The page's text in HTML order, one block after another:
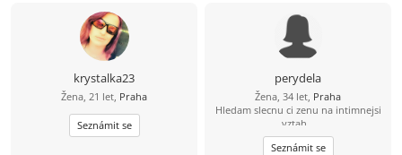
krystalka23
Žena, 21 let, Praha
Seznámit se
perydela
Žena, 34 let, Praha
Hledam slecnu ci zenu na intimnejsi
vztah...
Seznámit se